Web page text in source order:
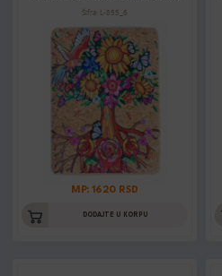
Šifra: L-855_6
MP: 1620 RSD
DODAJTE U KORPU